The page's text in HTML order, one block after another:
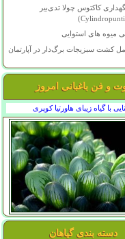
کاکتوس چولا تدی‌بیر
میوه های استوایی
کشت سبزیجات برگ‌دار در آپارتمان
و فن باغبانی امروز
با گیاه زیبای هاورتیا کوپری
دسته بندی گیاهان